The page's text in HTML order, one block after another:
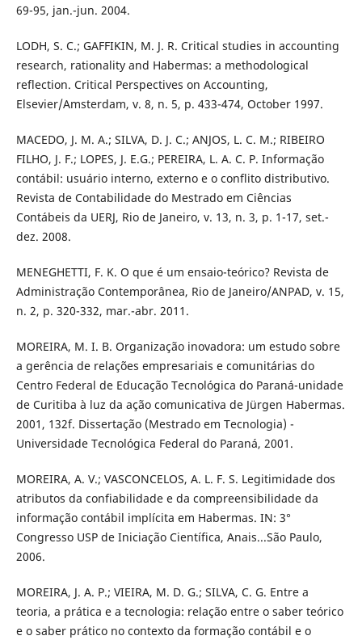
69-95, jan.-jun. 2004.
LODH, S. C.; GAFFIKIN, M. J. R. Critical studies in accounting
research, rationality and Habermas: a methodological
reflection. Critical Perspectives on Accounting,
Elsevier/Amsterdam, v. 8, n. 5, p. 433-474, October 1997.
MACEDO, J. M. A.; SILVA, D. J. C.; ANJOS, L. C. M.; RIBEIRO
FILHO, J. F.; LOPES, J. E.G.; PEREIRA, L. A. C. P. Informação
contábil: usuário interno, externo e o conflito distributivo.
Revista de Contabilidade do Mestrado em Ciências
Contábeis da UERJ, Rio de Janeiro, v. 13, n. 3, p. 1-17, set.-
dez. 2008.
MENEGHETTI, F. K. O que é um ensaio-teórico? Revista de
Administração Contemporânea, Rio de Janeiro/ANPAD, v. 15,
n. 2, p. 320-332, mar.-abr. 2011.
MOREIRA, M. I. B. Organização inovadora: um estudo sobre
a gerência de relações empresariais e comunitárias do
Centro Federal de Educação Tecnológica do Paraná-unidade
de Curitiba à luz da ação comunicativa de Jürgen Habermas.
2001, 132f. Dissertação (Mestrado em Tecnologia) -
Universidade Tecnológica Federal do Paraná, 2001.
MOREIRA, A. V.; VASCONCELOS, A. L. F. S. Legitimidade dos
atributos da confiabilidade e da compreensibilidade da
informação contábil implícita em Habermas. IN: 3°
Congresso USP de Iniciação Científica, Anais...São Paulo,
2006.
MOREIRA, J. A. P.; VIEIRA, M. D. G.; SILVA, C. G. Entre a
teoria, a prática e a tecnologia: relação entre o saber teórico
e o saber prático no contexto da formação contábil e o